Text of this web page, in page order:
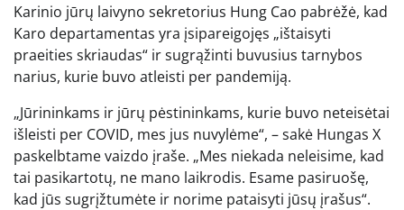
Karinio jūrų laivyno sekretorius Hung Cao pabrėžė, kad
Karo departamentas yra įsipareigojęs „ištaisyti
praeities skriaudas“ ir sugrąžinti buvusius tarnybos
narius, kurie buvo atleisti per pandemiją.
„Jūrininkams ir jūrų pėstininkams, kurie buvo neteisėtai
išleisti per COVID, mes jus nuvylėme“, – sakė Hungas X
paskelbtame vaizdo įraše. „Mes niekada neleisime, kad
tai pasikartotų, ne mano laikrodis. Esame pasiruošę,
kad jūs sugrįžtumėte ir norime pataisyti jūsų įrašus“.